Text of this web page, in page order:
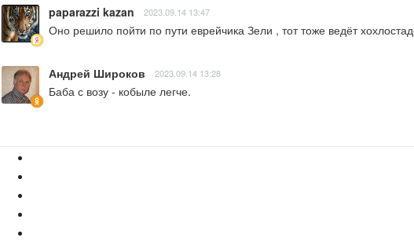
paparazzi kazan 2023.09.14 13:47
Оно решило пойти по пути еврейчика Зели , тот тоже ведёт
Андрей Широков 2023.09.14 13:28
Баба с возу - кобыле легче.